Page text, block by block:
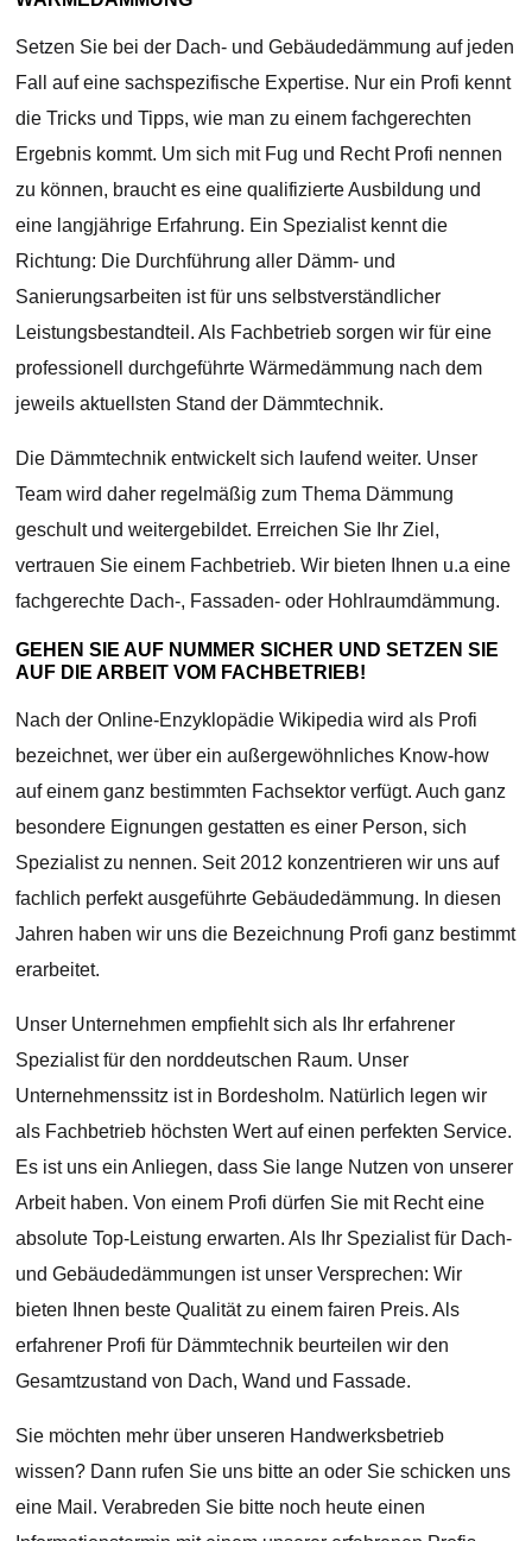
Setzen Sie bei der Dach- und Gebäudedämmung auf jeden
Fall auf eine sachspezifische Expertise. Nur ein Profi kennt
die Tricks und Tipps, wie man zu einem fachgerechten
Ergebnis kommt. Um sich mit Fug und Recht Profi nennen
zu können, braucht es eine qualifizierte Ausbildung und
eine langjährige Erfahrung. Ein Spezialist kennt die
Richtung: Die Durchführung aller Dämm- und
Sanierungsarbeiten ist für uns selbstverständlicher
Leistungsbestandteil. Als Fachbetrieb sorgen wir für eine
professionell durchgeführte Wärmedämmung nach dem
jeweils aktuellsten Stand der Dämmtechnik.
Die Dämmtechnik entwickelt sich laufend weiter. Unser
Team wird daher regelmäßig zum Thema Dämmung
geschult und weitergebildet. Erreichen Sie Ihr Ziel,
vertrauen Sie einem Fachbetrieb. Wir bieten Ihnen u.a eine
fachgerechte Dach-, Fassaden- oder Hohlraumdämmung.
GEHEN SIE AUF NUMMER SICHER UND SETZEN SIE
AUF DIE ARBEIT VOM FACHBETRIEB!
Nach der Online-Enzyklopädie Wikipedia wird als Profi
bezeichnet, wer über ein außergewöhnliches Know-how
auf einem ganz bestimmten Fachsektor verfügt. Auch ganz
besondere Eignungen gestatten es einer Person, sich
Spezialist zu nennen. Seit 2012 konzentrieren wir uns auf
fachlich perfekt ausgeführte Gebäudedämmung. In diesen
Jahren haben wir uns die Bezeichnung Profi ganz bestimmt
erarbeitet.
Unser Unternehmen empfiehlt sich als Ihr erfahrener
Spezialist für den norddeutschen Raum. Unser
Unternehmenssitz ist in Bordesholm. Natürlich legen wir
als Fachbetrieb höchsten Wert auf einen perfekten Service.
Es ist uns ein Anliegen, dass Sie lange Nutzen von unserer
Arbeit haben. Von einem Profi dürfen Sie mit Recht eine
absolute Top-Leistung erwarten. Als Ihr Spezialist für Dach-
und Gebäudedämmungen ist unser Versprechen: Wir
bieten Ihnen beste Qualität zu einem fairen Preis. Als
erfahrener Profi für Dämmtechnik beurteilen wir den
Gesamtzustand von Dach, Wand und Fassade.
Sie möchten mehr über unseren Handwerksbetrieb
wissen? Dann rufen Sie uns bitte an oder Sie schicken uns
eine Mail. Verabreden Sie bitte noch heute einen